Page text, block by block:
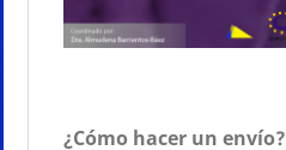
¿Cómo hacer un envío?